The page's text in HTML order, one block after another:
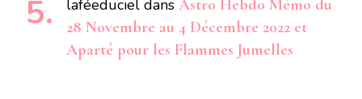
laféeduciel dans Astro Hebdo Mémo du
28 Novembre au 4 Décembre 2022 et
Aparté pour les Flammes Jumelles